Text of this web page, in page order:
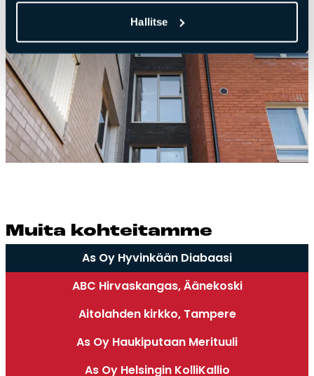
Hallitse
Mui­ta koh­tei­tam­me
As Oy Hyvinkään Diabaasi
ABC Hirvaskangas, Äänekoski
Aitolahden kirkko, Tampere
As Oy Haukiputaan Merituuli
As Oy Helsingin KolliKallio